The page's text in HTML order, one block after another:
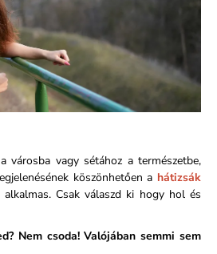
városba vagy sétához a természetbe,
köszönhetően a hátizsák
Csak válaszd ki hogy hol és
Nem csoda! Valójában semmi sem